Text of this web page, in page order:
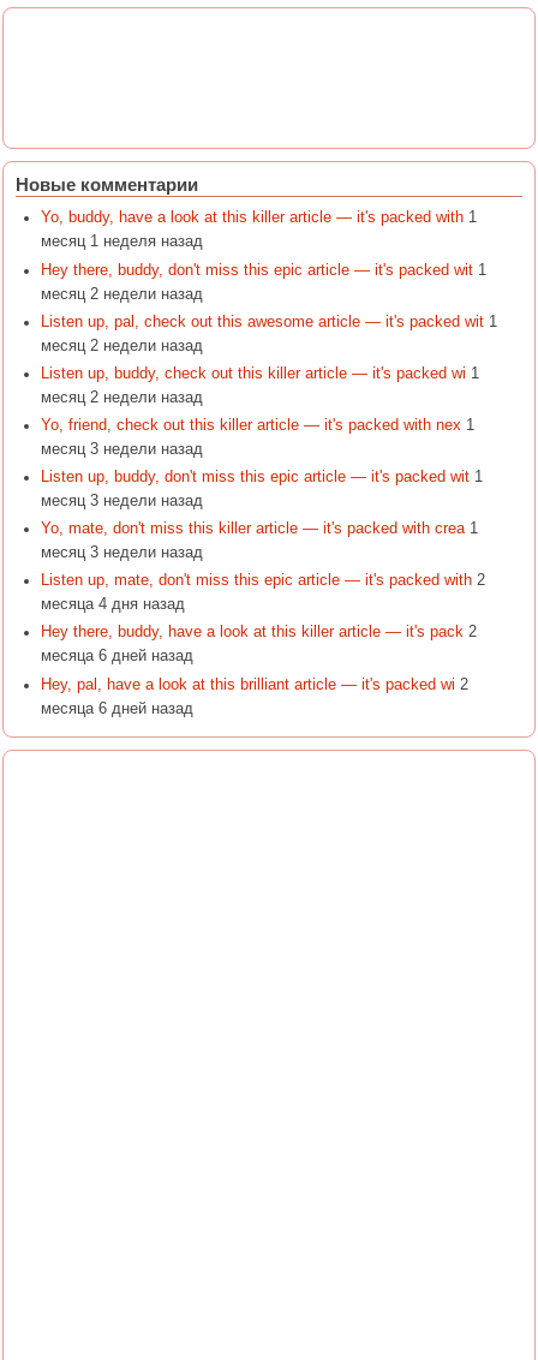
Новые комментарии
Yo, buddy, have a look at this killer article — it's packed with 1
месяц 1 неделя назад
Hey there, buddy, don't miss this epic article — it's packed wit 1
месяц 2 недели назад
Listen up, pal, check out this awesome article — it's packed wit 1
месяц 2 недели назад
Listen up, buddy, check out this killer article — it's packed wi 1
месяц 2 недели назад
Yo, friend, check out this killer article — it's packed with nex 1
месяц 3 недели назад
Listen up, buddy, don't miss this epic article — it's packed wit 1
месяц 3 недели назад
Yo, mate, don't miss this killer article — it's packed with crea 1
месяц 3 недели назад
Listen up, mate, don't miss this epic article — it's packed with 2
месяца 4 дня назад
Hey there, buddy, have a look at this killer article — it's pack 2
месяца 6 дней назад
Hey, pal, have a look at this brilliant article — it's packed wi 2
месяца 6 дней назад